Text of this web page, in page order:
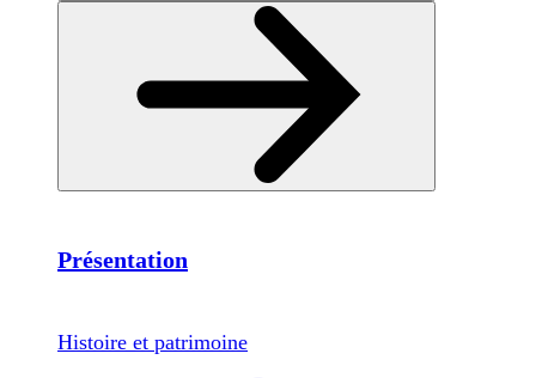
Présentation
Histoire et patrimoine